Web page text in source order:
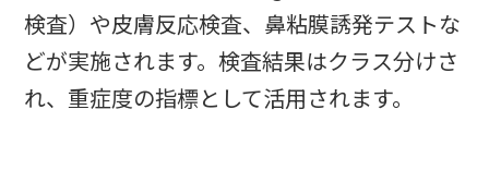
検査）や皮膚反応検査、鼻粘膜誘発テストな
どが実施されます。検査結果はクラス分けさ
れ、重症度の指標として活用されます。